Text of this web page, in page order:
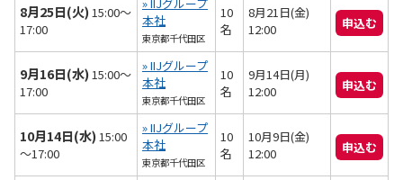
8月25日(火)15:00～
17:00
本社
東京都千代田区
10
名
8月21日(金)
12:00
申込む
9月16日(水)15:00～
17:00
» IIJグループ
本社
東京都千代田区
10
名
9月14日(月)
12:00
申込む
10月14日(水)15:00
～17:00
» IIJグループ
本社
東京都千代田区
10
名
10月9日(金)
12:00
申込む